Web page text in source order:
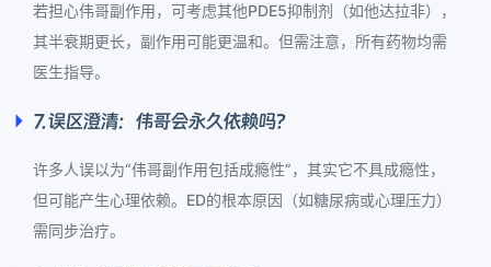
若担心伟哥副作用，可考虑其他PDE5抑制剂（如他达拉非），
其半衰期更长，副作用可能更温和。但需注意，所有药物均需
医生指导。
7. 误区澄清：伟哥会永久依赖吗？
许多人误以为“伟哥副作用包括成瘾性”，其实它不具成瘾性，
但可能产生心理依赖。ED的根本原因（如糖尿病或心理压力）
需同步治疗。